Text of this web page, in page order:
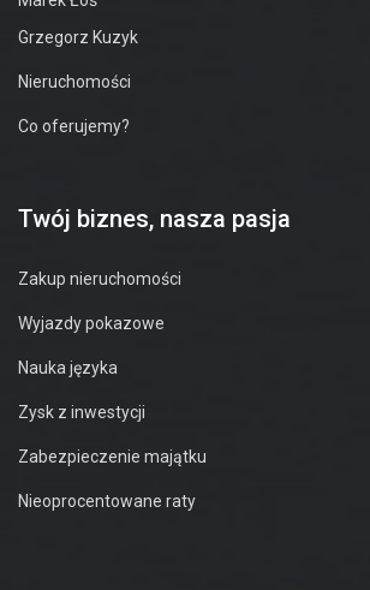
Grzegorz Kuzyk
Nieruchomości
Co oferujemy?
Twój biznes, nasza pasja
Zakup nieruchomości
Wyjazdy pokazowe
Nauka języka
Zysk z inwestycji
Zabezpieczenie majątku
Nieoprocentowane raty